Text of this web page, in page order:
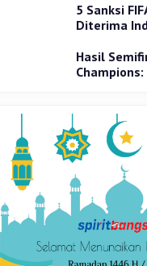
5 Sanksi
Diterima
Hasil